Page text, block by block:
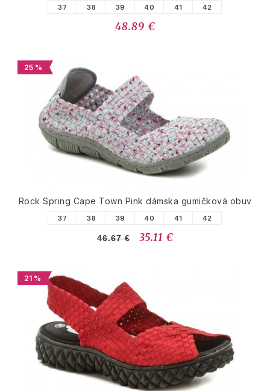
37 38 39 40 41 42
48.89 €
25 %
Rock Spring Cape Town Pink dámska gumičková obuv
37 38 39 40 41 42
46.67 € 35.11 €
21 %